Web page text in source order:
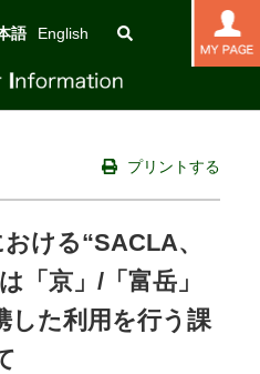
語 English
プリントする
ける“SACLA、
「京」/「富岳」
した利用を行う課